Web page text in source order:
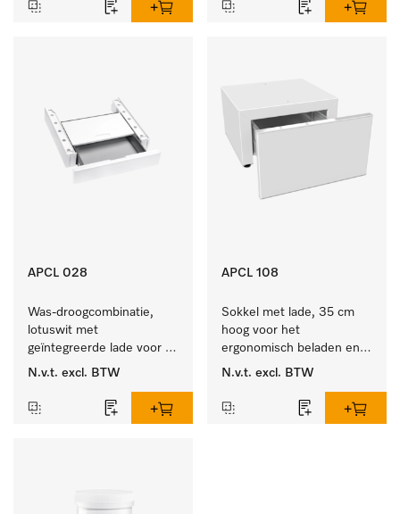
APCL 028
Was-droogcombinatie,
lotuswit met
geïntegreerde lade voor
een bijzonder
droogzuil. .
N.v.t. excl. BTW
APCL 108
Sokkel met lade, 35 cm
hoog voor het
ergonomisch beladen en
legen van de wasmachine
N.v.t. excl. BTW